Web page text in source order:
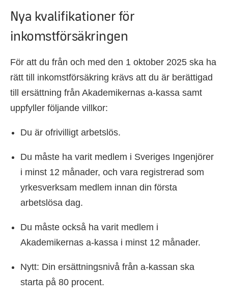
Nya kvalifikationer för
inkomstförsäkringen
För att du från och med den 1 oktober 2025 ska ha
rätt till inkomstförsäkring krävs att du är berättigad
till ersättning från Akademikernas a-kassa samt
uppfyller följande villkor:
Du är ofrivilligt arbetslös.
Du måste ha varit medlem i Sveriges Ingenjörer
i minst 12 månader, och vara registrerad som
yrkesverksam medlem innan din första
arbetslösa dag.
Du måste också ha varit medlem i
Akademikernas a-kassa i minst 12 månader.
Nytt: Din ersättningsnivå från a-kassan ska
starta på 80 procent.